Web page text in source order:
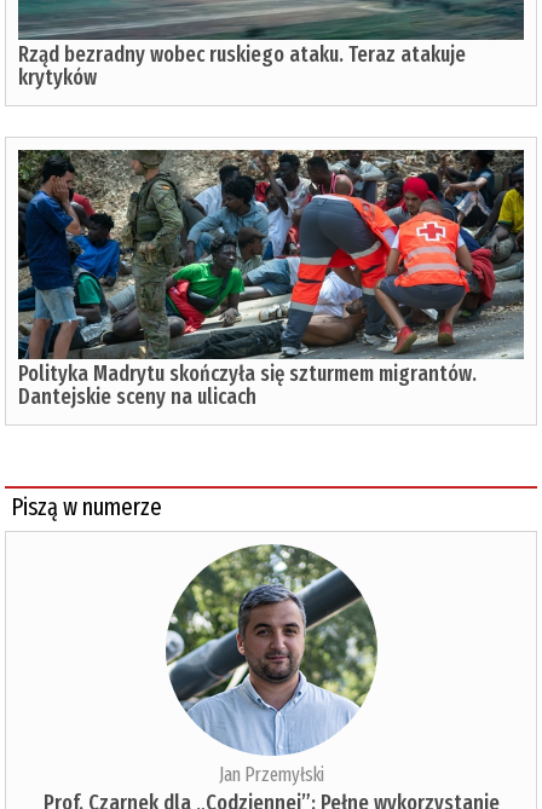
Rząd bezradny wobec ruskiego ataku. Teraz atakuje
krytyków
Polityka Madrytu skończyła się szturmem migrantów.
Dantejskie sceny na ulicach
Piszą w numerze
Jan Przemyłski
Prof. Czarnek dla „Codziennej”: Pełne wykorzystanie